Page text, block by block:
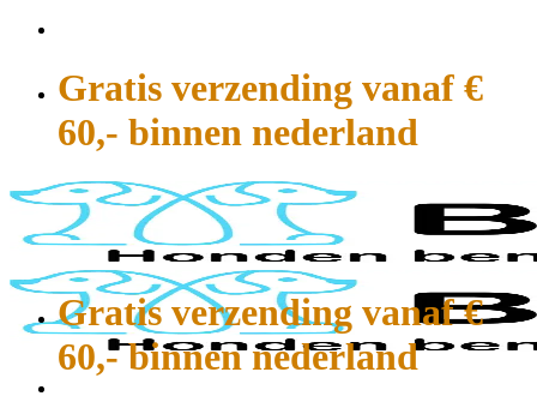
Gratis verzending vanaf €
60,- binnen nederland
Gratis verzending vanaf €
60,- binnen nederland